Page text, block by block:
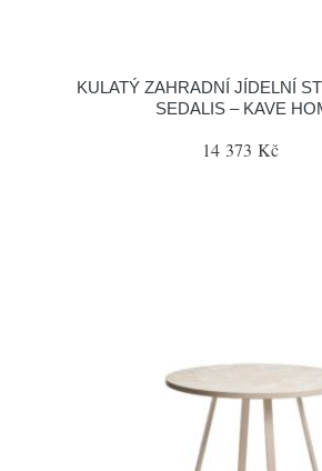
KULATÝ ZAHRADNÍ JÍDELNÍ
SEDALIS – KAVE
14 373 Kč